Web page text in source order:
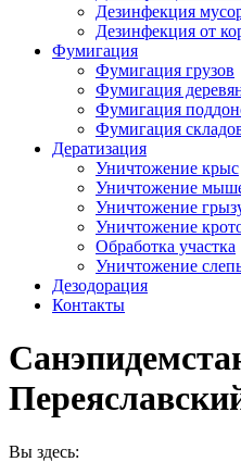
Дезинфекция
Дезинфекция от
Фумигация
Фумигация грузов
Фумигация
Фумигация
Фумигация
Дератизация
Уничтожение крыс
Уничтожение
Уничтожение
Уничтожение
Обработка участка
Уничтожение
Дезодорация
Контакты
Вы здесь: